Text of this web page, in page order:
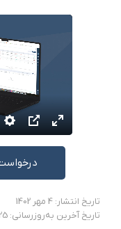
Settings
PIP Enter
تاریخ انتشار: 4 مهر 1402
تاریخ آخرین به‌روزرسانی: 25 آذر 1402